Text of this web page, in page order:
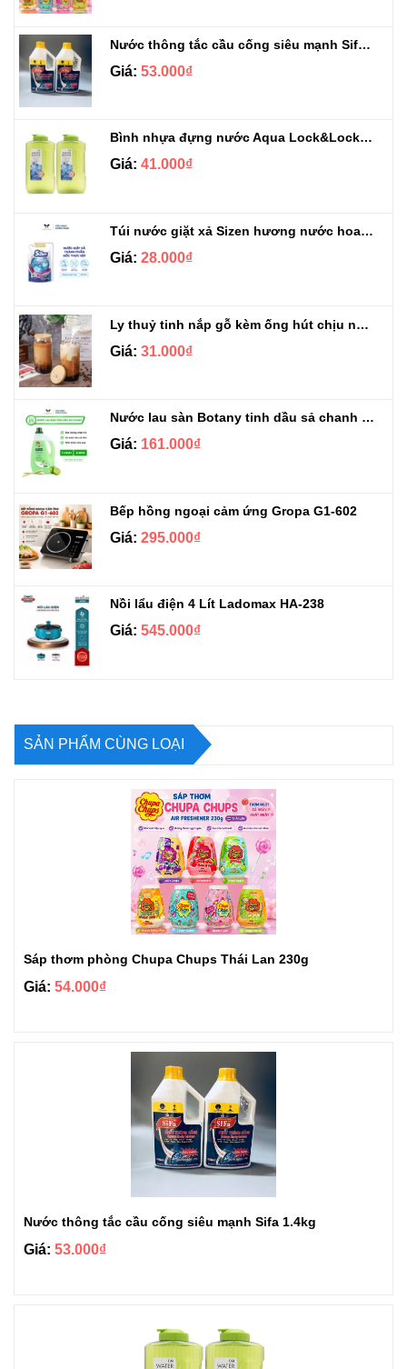
Nước thông tắc cầu cống siêu mạnh Sifa 1.4kg
Giá: 53.000₫
Bình nhựa đựng nước Aqua Lock&Lock 2.1L
Giá: 41.000₫
Túi nước giặt xả Sizen hương nước hoa 500 ml
Giá: 28.000₫
Ly thuỷ tinh nắp gỗ kèm ống hút chịu nhiệt 500ml
Giá: 31.000₫
Nước lau sàn Botany tinh dầu sả chanh chai 3.9kg
Giá: 161.000₫
Bếp hồng ngoại cảm ứng Gropa G1-602
Giá: 295.000₫
Nồi lẩu điện 4 Lít Ladomax HA-238
Giá: 545.000₫
SẢN PHẨM CÙNG LOẠI
Sáp thơm phòng Chupa Chups Thái Lan 230g
Giá: 54.000₫
Nước thông tắc cầu cống siêu mạnh Sifa 1.4kg
Giá: 53.000₫